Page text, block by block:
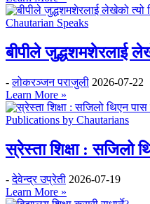
Chautarian Speaks
बीपीले जुद्धशमशेरलाई
-लोकरञ्‍जन पराजुली 2026-07-22
Learn More »
Publications by Chautarians
स्रेस्ता शिक्षा : सजिलो
-देवेन्द्र उप्रेती 2026-07-19
Learn More »